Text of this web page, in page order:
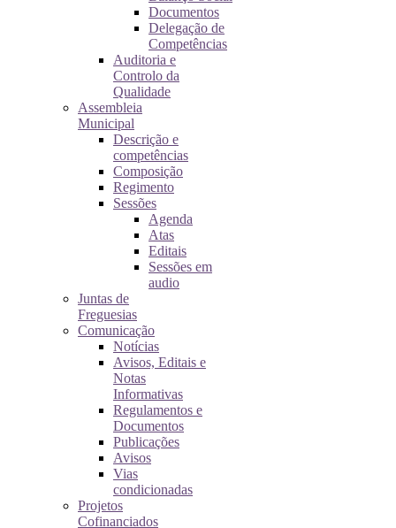
Documentos
Delegação de
Competências
Auditoria e
Controlo da
Qualidade
Assembleia
Municipal
Descrição e
competências
Composição
Regimento
Sessões
Agenda
Atas
Editais
Sessões em
audio
Juntas de
Freguesias
Comunicação
Notícias
Avisos, Editais e
Notas
Informativas
Regulamentos e
Documentos
Publicações
Avisos
Vias
condicionadas
Projetos
Cofinanciados